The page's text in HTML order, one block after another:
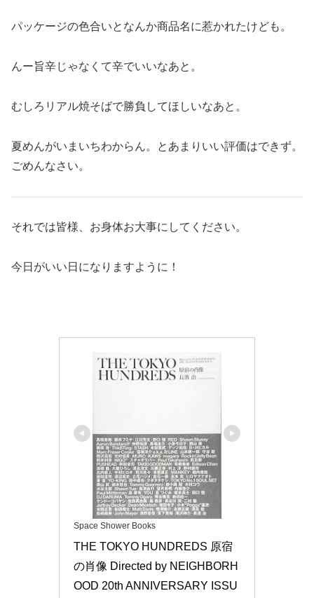
パッケージの色合いとなんか商品名に惹かれたけども。
んー旨辛じゃなくて辛でいいなあと。
むしろリアル焼そばで勝負してほしいなあと。
夏めんがいまいちわからん。とあまりいい評価はできず。
ごめんなさい。
それでは皆様、お身体お大事にしてください。
今日がいい日になりますように！
Space Shower Books
THE TOKYO HUNDREDS 原宿
の肖像 Directed by NEIGHBORH
OOD 20th ANNIVERSARY ISSU